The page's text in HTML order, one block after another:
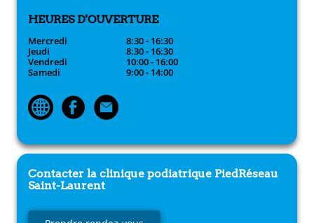
HEURES D'OUVERTURE
Mercredi
8:30 - 16:30
Jeudi
8:30 - 16:30
Vendredi
10:00 - 16:00
Samedi
9:00 - 14:00
Contacter la clinique podiatrique PiedRéseau
Saint-Laurent